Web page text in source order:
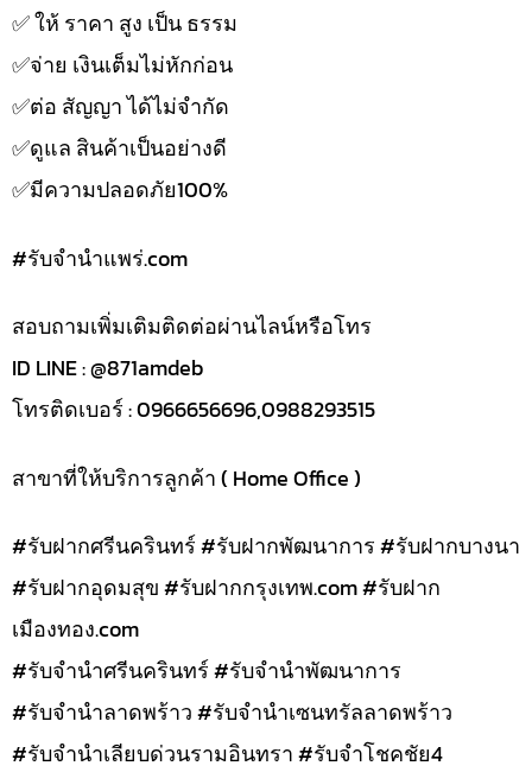
✅️ ให้ ราคา สูง เป็น ธรรม
✅️จ่าย เงินเต็มไม่หักก่อน
✅️ต่อ สัญญา ได้ไม่จำกัด
✅️ดูแล สินค้าเป็นอย่างดี
✅️มีความปลอดภัย100%
#รับจํานําแพร่.com
สอบถามเพิ่มเติมติดต่อผ่านไลน์หรือโทร
ID LINE : @871amdeb
โทรติดเบอร์ : 0966656696,0988293515
สาขาที่ให้บริการลูกค้า ( Home Office )
#รับฝากศรีนครินทร์ #รับฝากพัฒนาการ #รับฝากบางนา
#รับฝากอุดมสุข #รับฝากกรุงเทพ.com #รับฝาก
เมืองทอง.com
#รับจำนำศรีนครินทร์ #รับจำนำพัฒนาการ
#รับจำนำลาดพร้าว #รับจำนำเซนทรัลลาดพร้าว
#รับจำนำเลียบด่วนรามอินทรา #รับจำโชคชัย4